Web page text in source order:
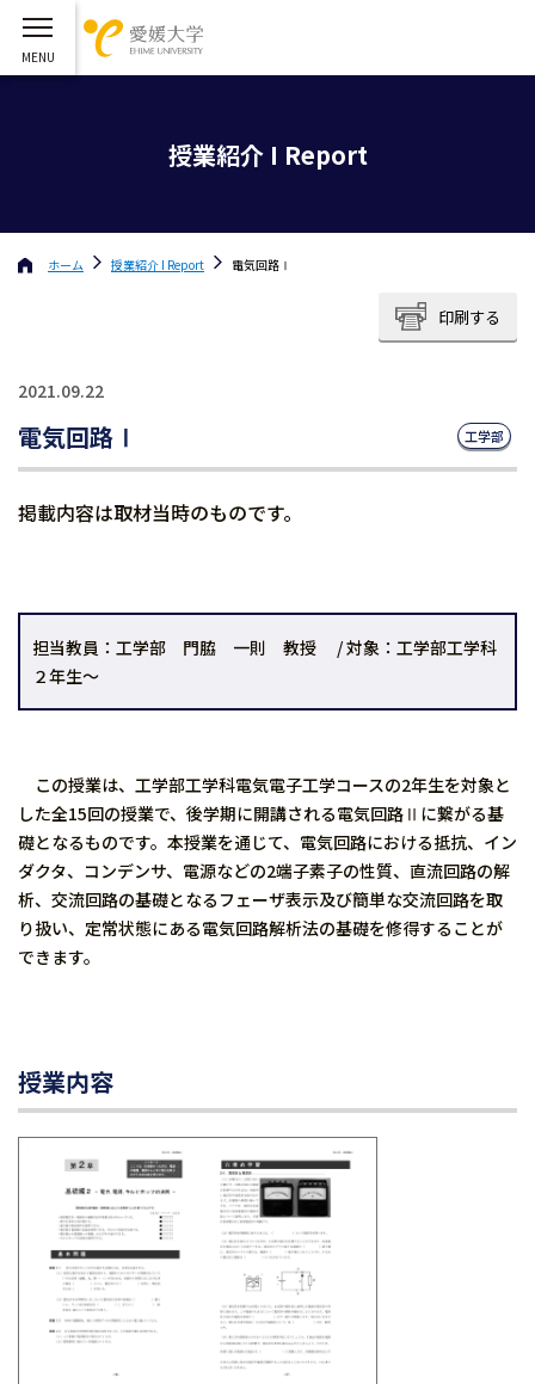
授業紹介 I Report
ホーム 授業紹介 I Report 電気回路Ⅰ
印刷する
2021.09.22
電気回路Ⅰ 工学部
掲載内容は取材当時のものです。
担当教員：工学部 門脇 一則 教授 / 対象：工学部工学科
２年生～
この授業は、工学部工学科電気電子工学コースの2年生を対象と
した全15回の授業で、後学期に開講される電気回路Ⅱに繋がる基
礎となるものです。本授業を通じて、電気回路における抵抗、イン
ダクタ、コンデンサ、電源などの2端子素子の性質、直流回路の解
析、交流回路の基礎となるフェーザ表示及び簡単な交流回路を取
り扱い、定常状態にある電気回路解析法の基礎を修得することが
できます。
授業内容